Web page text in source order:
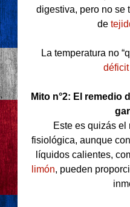
digestiva, pero no se
de
La temperatura no
Mito n°2: El remedio
Este es quizás el
fisiológica, aunque
líquidos calientes,
limón, pueden